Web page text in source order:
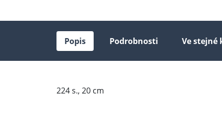
Popis Podrobnosti Ve stejné
224 s., 20 cm